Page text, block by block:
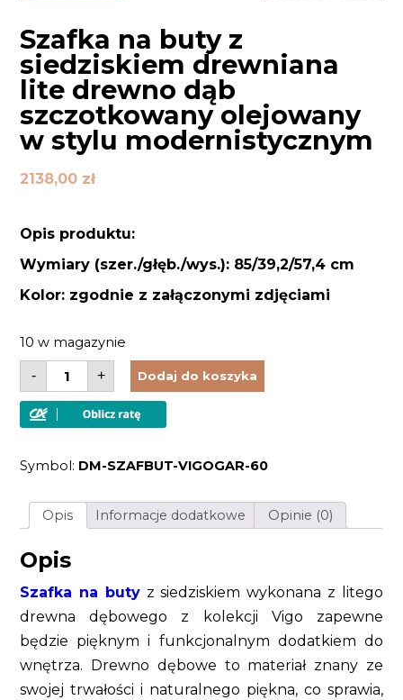
Szafka na buty z
siedziskiem drewniana
lite drewno dąb
szczotkowany olejowany
w stylu modernistycznym
2138,00 zł
Opis produktu:
Wymiary (szer./głęb./wys.): 85/39,2/57,4 cm
Kolor: zgodnie z załączonymi zdjęciami
10 w magazynie
-
ilość
Szafka
na
buty
z
lite
szczotkowany
olejowany
stylu
modernistycznym
+ Dodaj do koszyka
Symbol: DM-SZAFBUT-VIGOGAR-60
Opis Informacje dodatkowe Opinie (0)
Opis
Szafka na butyz siedziskiem wykonana z litego
drewna dębowego z kolekcji Vigo zapewne
będzie pięknym i funkcjonalnym dodatkiem do
wnętrza. Drewno dębowe to materiał znany ze
swojej trwałości i naturalnego piękna, co sprawia,